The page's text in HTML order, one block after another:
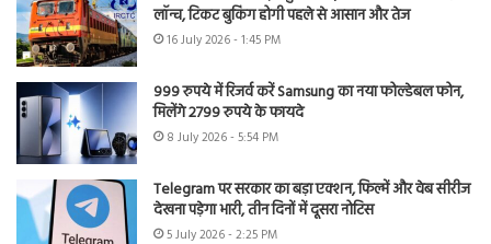
लॉन्च, टिकट बुकिंग होगी पहले से आसान और तेज
16 July 2026 - 1:45 PM
999 रुपये में रिजर्व करें Samsung का नया फोल्डेबल फोन,
मिलेंगे 2799 रुपये के फायदे
8 July 2026 - 5:54 PM
Telegram पर सरकार का बड़ा एक्शन, फिल्में और वेब सीरीज
देखना पड़ेगा भारी, तीन दिनों में दूसरा नोटिस
5 July 2026 - 2:25 PM